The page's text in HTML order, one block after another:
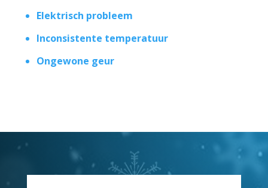
Elektrisch probleem
Inconsistente temperatuur
Ongewone geur